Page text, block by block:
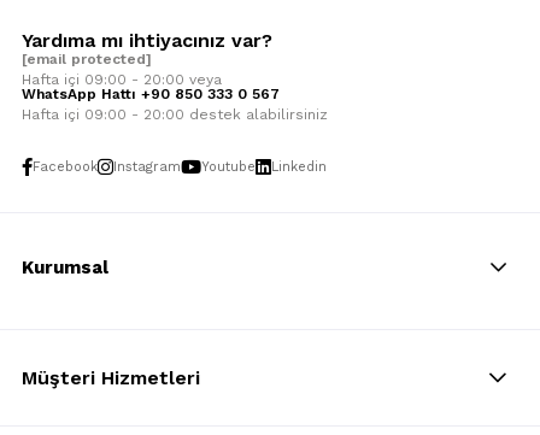
Yardıma mı ihtiyacınız var?
[email protected]
Hafta içi 09:00 - 20:00 veya
WhatsApp Hattı +90 850 333 0 567
Hafta içi 09:00 - 20:00 destek alabilirsiniz
Facebook Instagram Youtube Linkedin
Kurumsal
Müşteri Hizmetleri